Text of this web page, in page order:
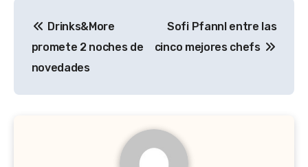
de
entradas
Drinks&More
promete 2 noches de
novedades
Sofi Pfannl entre las
cinco mejores chefs